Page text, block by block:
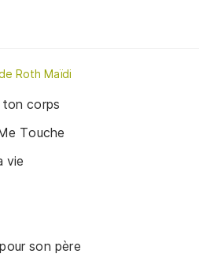
Roth Maïdi
corps
Touche
vie
son père